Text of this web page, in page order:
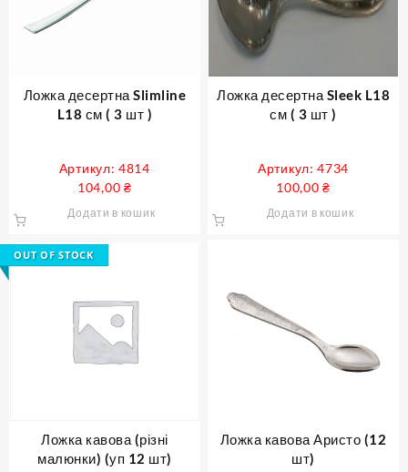
Ложка десертна Slimline
L18 см ( 3 шт )
Артикул: 4814
104,00 ₴
Додати в кошик
Ложка десертна Sleek L18
см ( 3 шт )
Артикул: 4734
100,00₴
Додати в кошик
OUT OF STOCK
Ложка кавова (різні
малюнки) (уп 12 шт)
Ложка кавова Аристо (12
шт)